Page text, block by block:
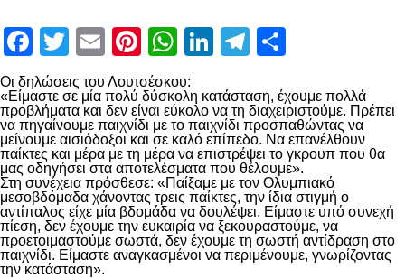
Facebook
Twitter
EmailPinterest
WhatsApp
LinkedIn
Telegram
Οι δηλώσεις του Λουτσέσκου:
«Είμαστε σε μία πολύ δύσκολη κατάσταση, έχουμε πολλά
προβλήματα και δεν είναι εύκολο να τη διαχειριστούμε. Πρέπει
να πηγαίνουμε παιχνίδι με το παιχνίδι προσπαθώντας να
μείνουμε αισιόδοξοι και σε καλό επίπεδο. Να επανέλθουν
παίκτες και μέρα με τη μέρα να επιστρέψει το γκρουπ που θα
μας οδηγήσει στα αποτελέσματα που θέλουμε».
Στη συνέχεια πρόσθεσε: «Παίξαμε με τον Ολυμπιακό
μεσοβδόμαδα χάνοντας τρεις παίκτες, την ίδια στιγμή ο
αντίπαλος είχε μία βδομάδα να δουλέψει. Είμαστε υπό συνεχή
πίεση, δεν έχουμε την ευκαιρία να ξεκουραστούμε, να
προετοιμαστούμε σωστά, δεν έχουμε τη σωστή αντίδραση στο
παιχνίδι. Είμαστε αναγκασμένοι να περιμένουμε, γνωρίζοντας
την κατάσταση».